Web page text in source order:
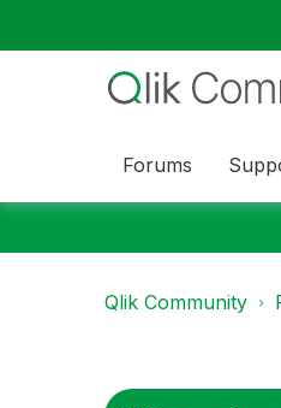
Forums
Qlik Community